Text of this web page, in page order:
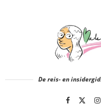
De reis- en